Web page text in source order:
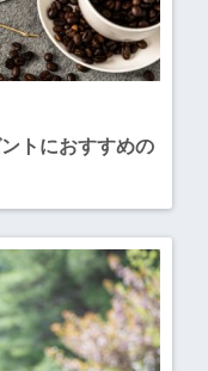
トにおすすめの